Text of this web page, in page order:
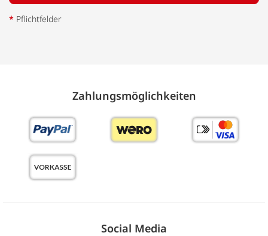
* Pflichtfelder
Zahlungs­möglich­keiten
Social Media